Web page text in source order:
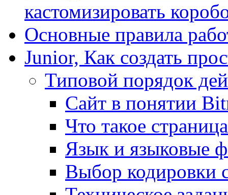
кастомизировать
Основные правила
Junior, Как создать
Типовой порядок
Сайт в понятии
Что такое страница
Язык и языковые
Выбор кодировки